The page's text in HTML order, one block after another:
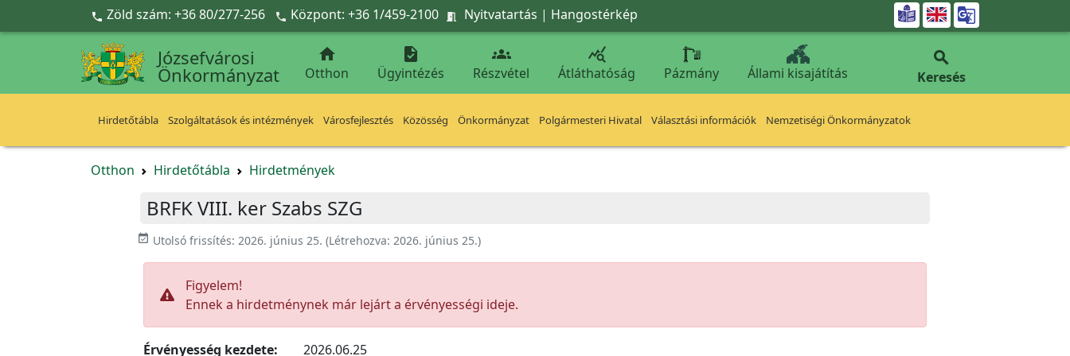
Ugrás a fő tartalomra
 Zöld szám: +36 80/277-256  Központ: +36 1/459-2100  Nyitvatartás | Hangostérkép 
Józsefvárosi
Önkormányzat

Otthon

Ügyintézés

Részvétel

Átláthatóság Pázmány Állami kisajátítás

Keresés
Hirdetőtábla Szolgáltatások és intézmények Városfejlesztés Közösség Önkormányzat Polgármesteri Hivatal Választási információk Nemzetiségi Önkormányzatok
Otthon Hirdetőtábla Hirdetmények
BRFK VIII. ker Szabs SZG
event_available Utolsó frissítés: 2026. június 25. (Létrehozva: 2026. június 25.)
Figyelem!
Ennek a hirdetménynek már lejárt a érvényességi ideje.
Érvényesség kezdete:
2026.06.25